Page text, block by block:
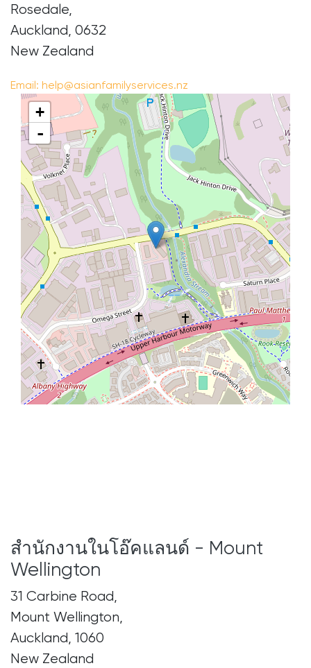
​Rosedale,
Auckland, 0632
New Zealand
Email: help@asianfamilyservices.nz
+
-
สำนักงานในโอ๊คแลนด์ - Mount
Wellington
31 Carbine Road,
Mount Wellington,
Auckland, 1060
New Zealand